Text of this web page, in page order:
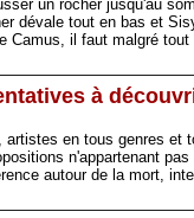
un rocher jusqu'au
dévale tout en bas et
Camus, il faut malgré tout
à
en tous genres et
n'appartenant pas
autour de la mort,